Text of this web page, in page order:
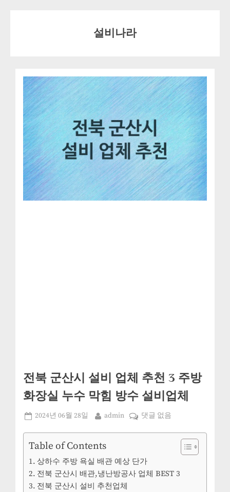
설비나라
전북 군산시 설비 업체 추천 3 주방
화장실 누수 막힘 방수 설비업체
Posted
2024년 06월 28일 By
admin
전
시
설
댓글 없음
Table of Contents
상하수 주방 욕실 배관 예상 단가
전북 군산시 배관,냉난방공사 업체 BEST 3
전북 군산시 설비 추천업체